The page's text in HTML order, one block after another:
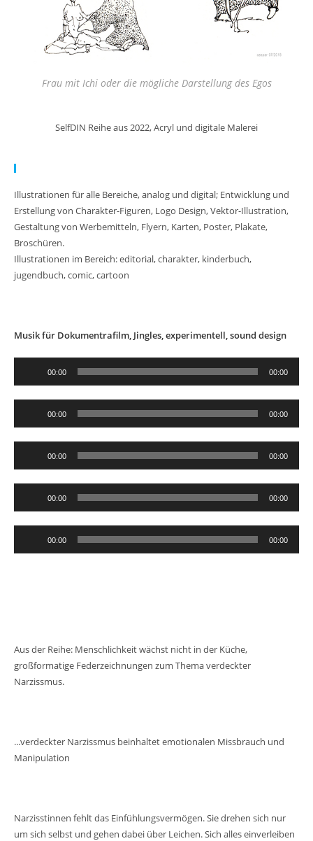
Frau mit Ichi oder die mögliche Darstellung des Egos
SelfDIN Reihe aus 2022, Acryl und digitale Malerei
Illustrationen für alle Bereiche, analog und digital; Entwicklung und
Erstellung von Charakter-Figuren, Logo Design, Vektor-Illustration,
Gestaltung von Werbemitteln, Flyern, Karten, Poster, Plakate,
Broschüren.
Illustrationen im Bereich: editorial, charakter, kinderbuch,
jugendbuch, comic, cartoon
Musik für Dokumentrafilm, Jingles, experimentell, sound design
00:00 00:00
00:00 00:00
00:00 00:00
00:00 00:00
00:00 00:00
Aus der Reihe: Menschlichkeit wächst nicht in der Küche,
großformatige Federzeichnungen zum Thema verdeckter
Narzissmus.
...verdeckter Narzissmus beinhaltet emotionalen Missbrauch und
Manipulation
Narzisstinnen fehlt das Einfühlungsvermögen. Sie drehen sich nur
um sich selbst und gehen dabei über Leichen. Sich alles einverleiben